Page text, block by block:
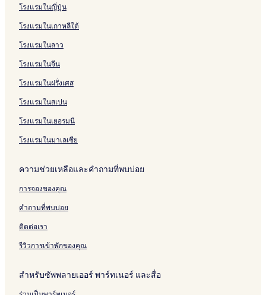
u
r
o
w
P
i
v
a
t
e
p
4
-
H
o
T
b
-
D
o
g
F
e
d
l
y
m
y
H
o
u
e
i
t
h
L
g
u
r
n
e
r
&
t
u
b
L
e
t
n
r
H
o
t
l
w
o
B
e
C
t
t
a
g
e
G
n
w
n
a
H
l
a
y
I
n
n
a
l
V
i
t
r
i
a
H
o
t
B
e
d
w
a
k
e
V
e
H
o
t
e
l
t
o
r
i
H
u
s
e
R
o
o
n
y
A
c
c
m
d
a
p
e
l
t
p
a
r
t
m
e
s
e
l
y
n
a
m
C
o
t
t
a
โรงแรมในญี่ปุ่น
โรงแรมในเกาหลีใต้
โรงแรมในลาว
โรงแรมในจีน
โรงแรมในฝรั่งเศส
โรงแรมในสเปน
โรงแรมในเยอรมนี
โรงแรมในมาเลเซีย
ความช่วยเหลือและคำถามที่พบบ่อย
การจองของคุณ
คำถามที่พบบ่อย
ติดต่อเรา
รีวิวการเข้าพักของคุณ
สำหรับซัพพลายเออร์ พาร์ทเนอร์ และสื่อ